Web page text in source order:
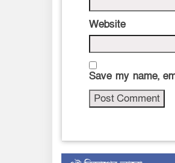
Website
Save my name,